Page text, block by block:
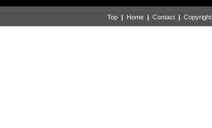
Top | Home | Contact | Copyright